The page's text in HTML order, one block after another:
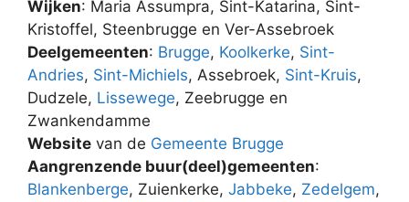
Wijken: Maria Assumpra, Sint-Katarina, Sint-
Kristoffel, Steenbrugge en Ver-Assebroek
Deelgemeenten: Brugge, Koolkerke, Sint-
Andries, Sint-Michiels, Assebroek, Sint-Kruis,
Dudzele, Lissewege, Zeebrugge en
Zwankendamme
Website van de Gemeente Brugge
Aangrenzende buur(deel)gemeenten:
Blankenberge, Zuienkerke, Jabbeke, Zedelgem,